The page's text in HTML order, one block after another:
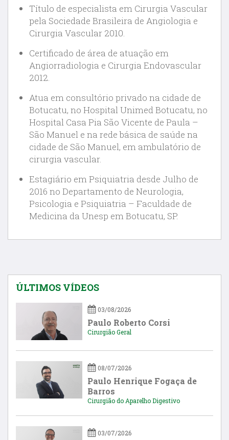
Título de especialista em Cirurgia Vascular
pela Sociedade Brasileira de Angiologia e
Cirurgia Vascular 2010.
Certificado de área de atuação em
Angiorradiologia e Cirurgia Endovascular
2012.
Atua em consultório privado na cidade de
Botucatu, no Hospital Unimed Botucatu, no
Hospital Casa Pia São Vicente de Paula –
São Manuel e na rede básica de saúde na
cidade de São Manuel, em ambulatório de
cirurgia vascular.
Estagiário em Psiquiatria desde Julho de
2016 no Departamento de Neurologia,
Psicologia e Psiquiatria – Faculdade de
Medicina da Unesp em Botucatu, SP.
ÚLTIMOS VÍDEOS
03/08/2026
Paulo Roberto Corsi
Cirurgião Geral
08/07/2026
Paulo Henrique Fogaça de
Barros
Cirurgião do Aparelho Digestivo
03/07/2026